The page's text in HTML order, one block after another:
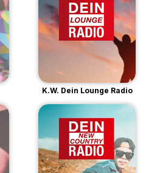
K.W. Dein Lounge Radio